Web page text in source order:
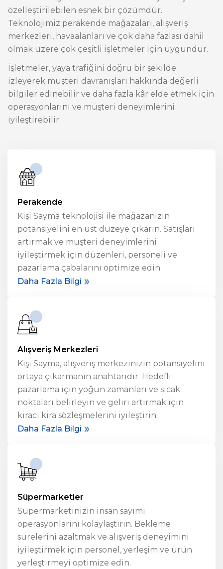
özelleştirilebilen esnek bir çözümdür.
Teknolojimiz perakende mağazaları, alışveriş
merkezleri, havaalanları ve çok daha fazlası dahil
olmak üzere çok çeşitli işletmeler için uygundur.
İşletmeler, yaya trafiğini doğru bir şekilde
izleyerek müşteri davranışları hakkında değerli
bilgiler edinebilir ve daha fazla kâr elde etmek için
operasyonlarını ve müşteri deneyimlerini
iyileştirebilir.
Perakende
Kişi Sayma teknolojisi ile mağazanızın
potansiyelini en üst düzeye çıkarın. Satışları
artırmak ve müşteri deneyimlerini
iyileştirmek için düzenleri, personeli ve
pazarlama çabalarını optimize edin.
Daha Fazla Bilgi
Alışveriş Merkezleri
Kişi Sayma, alışveriş merkezinizin potansiyelini
ortaya çıkarmanın anahtarıdır. Hedefli
pazarlama için yoğun zamanları ve sıcak
noktaları belirleyin ve geliri artırmak için
kiracı kira sözleşmelerini iyileştirin.
Daha Fazla Bilgi
Süpermarketler
Süpermarketinizin insan sayımı
operasyonlarını kolaylaştırın. Bekleme
sürelerini azaltmak ve alışveriş deneyimini
iyileştirmek için personel, yerleşim ve ürün
yerleştirmeyi optimize edin.